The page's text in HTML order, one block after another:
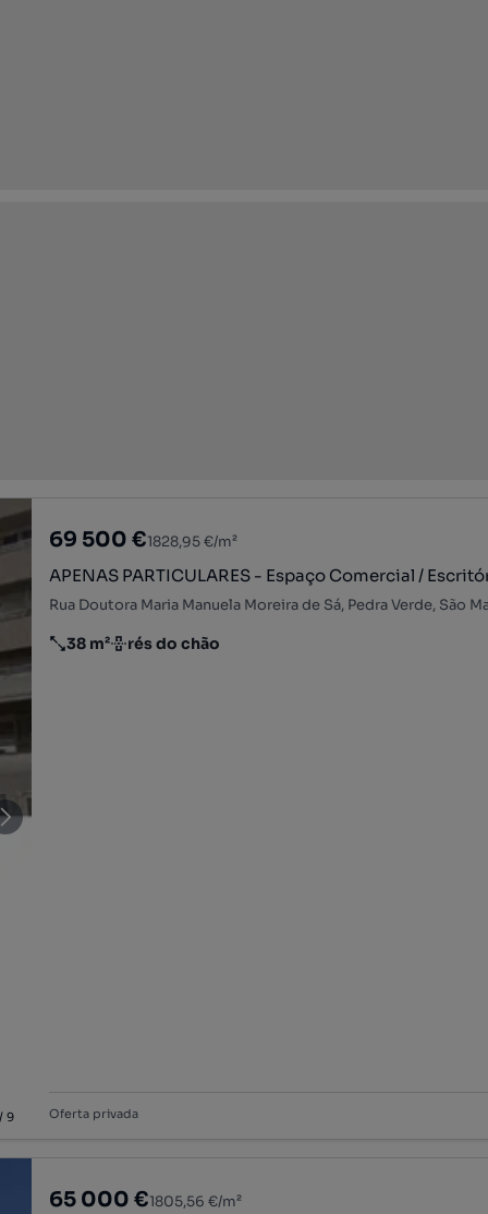
9
69 500 €1828,95 €/m²
APENAS PARTICULARES - Espaço Comercial /
Preço por metro quadrado
38 m²
Andar rés do chão
Oferta privada
65 000 €1805,56 €/m²